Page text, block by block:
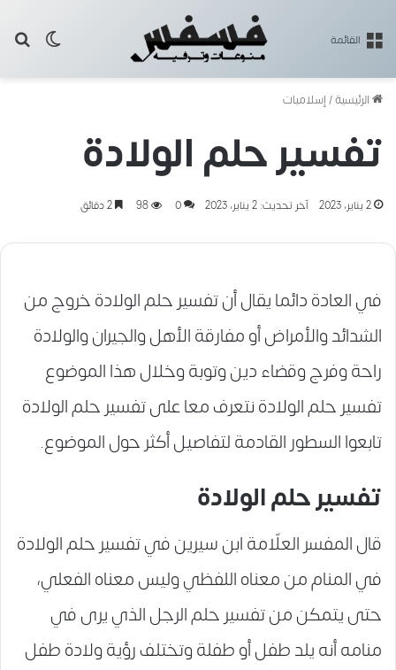
القائمة
الرئيسية/إسلاميات
تفسير حلم الولادة
2 يناير، 2023 آخر تحديث: 2 يناير، 2023 0
98
في العادة دائما يقال أن تفسير حلم الولادة خروج من
الشدائد والأمراض أو مفارقة الأهل والجيران والولادة
راحة وفرج وقضاء دين وتوبة وخلال هذا الموضوع
تفسير حلم الولادة نتعرف معا على تفسير حلم الولادة
تابعوا السطور القادمة لتفاصيل أكثر حول الموضوع.
تفسير حلم الولادة
قال المفسر العلّامة ابن سيرين في تفسير حلم الولادة
في المنام من معناه اللفظي وليس معناه الفعلي،
حتى يتمكن من تفسير حلم الرجل الذي يرى في
منامه أنه يلد طفل أو طفلة وتختلف رؤية ولادة طفل